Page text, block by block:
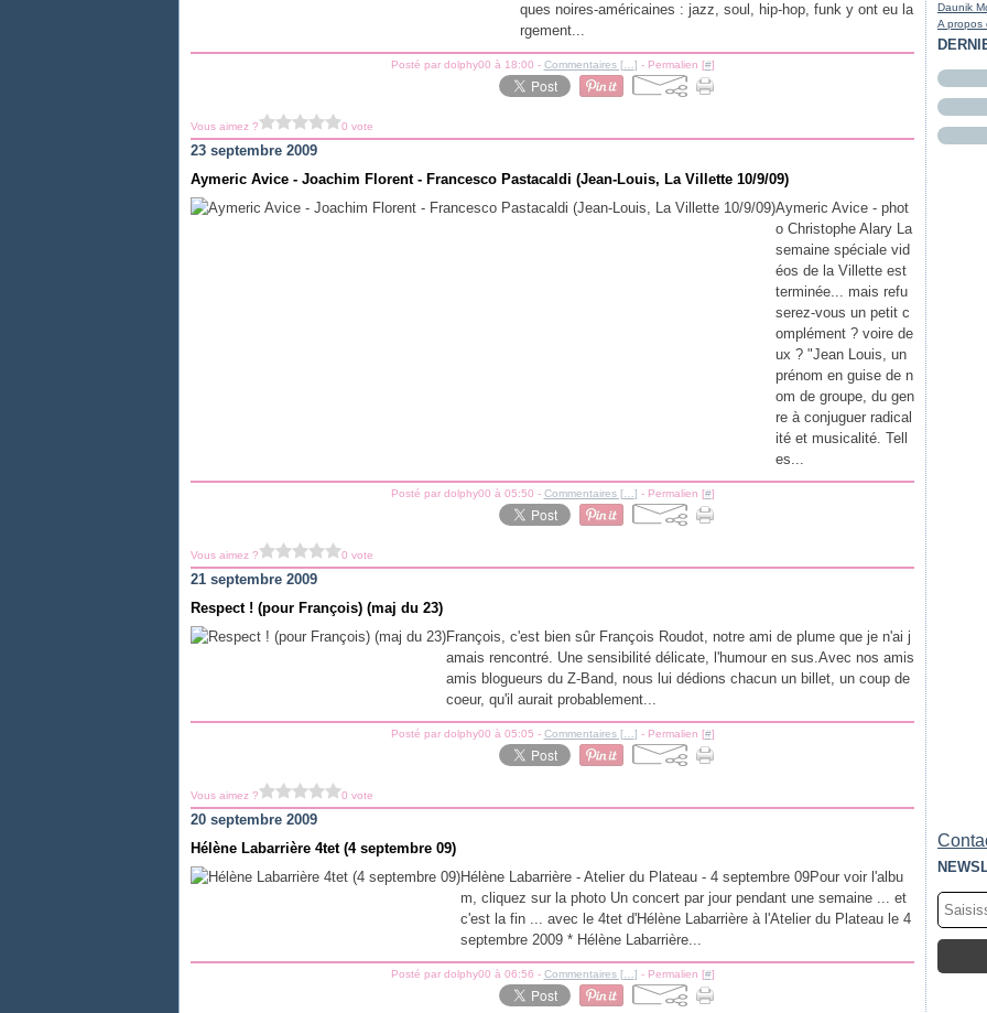
ques noires-américaines : jazz, soul, hip-hop, funk y ont eu la
rgement...
Posté par dolphy00 à 18:00 - Commentaires [… ] - Permalien [#]
Vous aimez ? 0 vote
23 septembre 2009
Aymeric Avice - Joachim Florent - Francesco Pastacaldi (Jean-Louis, La Villette 10/9/09)
Aymeric Avice - phot
o Christophe Alary La
semaine spéciale vid
éos de la Villette est
terminée... mais refu
serez-vous un petit c
omplément ? voire de
ux ? "Jean Louis, un
prénom en guise de n
om de groupe, du gen
re à conjuguer radical
ité et musicalité. Tell
es...
Posté par dolphy00 à 05:50 - Commentaires [… ] - Permalien [#]
Vous aimez ? 0 vote
21 septembre 2009
Respect ! (pour François) (maj du 23)
François, c'est bien sûr François Roudot, notre ami de plume que je n'ai j
amais rencontré. Une sensibilité délicate, l'humour en sus.Avec nos amis
amis blogueurs du Z-Band, nous lui dédions chacun un billet, un coup de
coeur, qu'il aurait probablement...
Posté par dolphy00 à 05:05 - Commentaires [… ] - Permalien [#]
Vous aimez ? 0 vote
20 septembre 2009
Hélène Labarrière 4tet (4 septembre 09)
Hélène Labarrière - Atelier du Plateau - 4 septembre 09Pour voir l'albu
m, cliquez sur la photo Un concert par jour pendant une semaine ... et
c'est la fin ... avec le 4tet d'Hélène Labarrière à l'Atelier du Plateau le 4
septembre 2009 * Hélène Labarrière...
Posté par dolphy00 à 06:56 - Commentaires [… ] - Permalien [#]
Daunik
A propos